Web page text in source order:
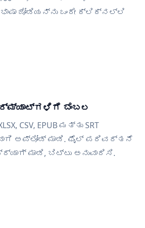
ಭಾಷಾ ಜೋಡಿಯನ್ನು ಒಂದೇ ಕ್ಲಿಕ್‌ನಲ್ಲಿ
ಬೆಂಬಲ
CSV, EPUB ಮತ್ತು SRT
ಅಪ್ಲೋಡ್ ಮಾಡಿ. ಫೈಲ್ ಪರಿವರ್ತನೆ
ಮಾಡಿ, ಬಿಟ್ಟು ಅನುವಾದಿಸಿ.